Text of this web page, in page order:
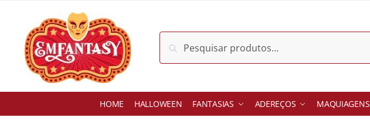
navigation
content
Pesquisar
por:
Pesquisar
HOME HALLOWEEN FANTASIAS ADEREÇOS MAQUIAGENS